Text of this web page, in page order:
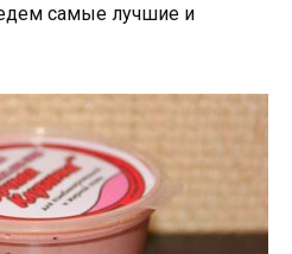
самые лучшие и